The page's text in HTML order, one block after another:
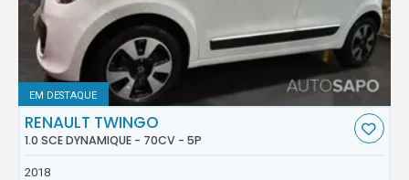
EM DESTAQUE
RENAULT TWINGO
1.0 SCE DYNAMIQUE - 70CV - 5P
2018